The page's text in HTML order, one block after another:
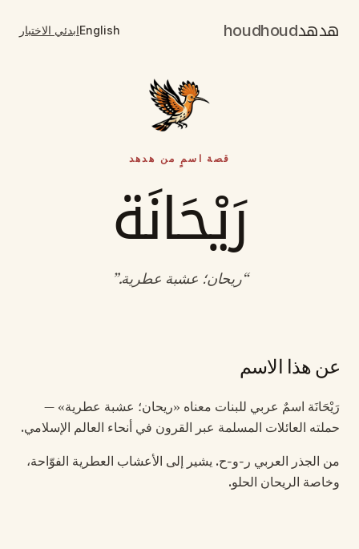
هدهدhoudhoud
Englishابدئي الاختبار
قصة اسمٍ من هدهد
رَيْحَانَة
“ريحان؛ عشبة عطرية.”
عن هذا الاسم
رَيْحَانَة اسمٌ عربي للبنات معناه «ريحان؛ عشبة عطرية» —
حملته العائلات المسلمة عبر القرون في أنحاء العالم الإسلامي.
من الجذر العربي ر-و-ح. يشير إلى الأعشاب العطرية الفوّاحة،
وخاصة الريحان الحلو.